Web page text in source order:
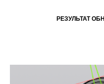
РЕЗУЛЬТАТ